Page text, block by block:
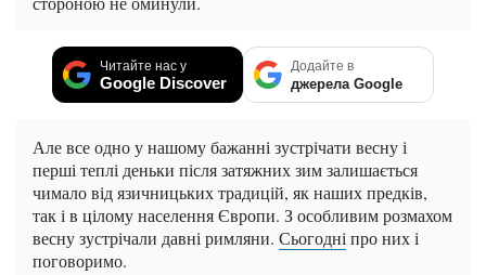
Читайте нас у
Google Discover
Додайте в
джерела Google
Але все одно у нашому бажанні зустрічати весну і
перші теплі деньки після затяжних зим залишається
чимало від язичницьких традицій, як наших предків,
так і в цілому населення Європи. З особливим розмахом
весну зустрічали давні римляни. Сьогодні про них і
поговоримо.